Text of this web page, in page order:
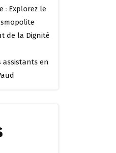
: Explorez le
de la Dignité
assistants en